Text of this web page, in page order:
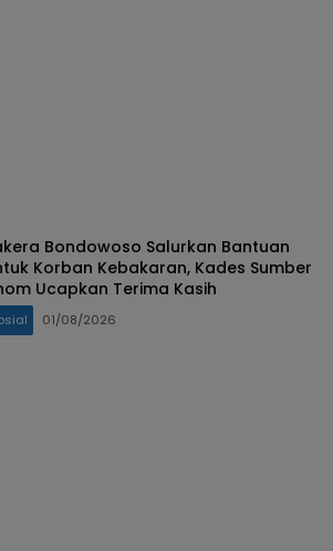
Bondowoso Salurkan Bantuan
Korban Kebakaran, Kades Sumber
Ucapkan Terima Kasih
01/08/2026